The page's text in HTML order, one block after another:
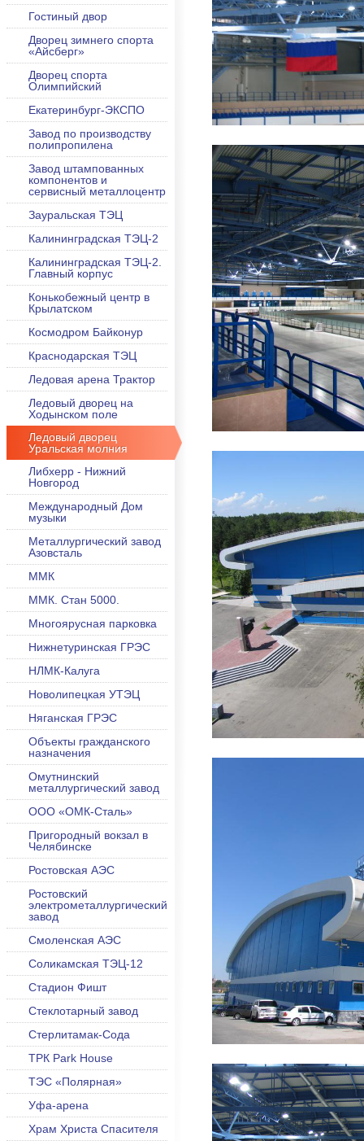
Гостиный двор
Дворец зимнего спорта
«Айсберг»
Дворец спорта
Олимпийский
Екатеринбург-ЭКСПО
Завод по производству
полипропилена
Завод штампованных
компонентов и
сервисный металлоцентр
Зауральская ТЭЦ
Калининградская ТЭЦ-2
Калининградская ТЭЦ-2.
Главный корпус
Конькобежный центр в
Крылатском
Космодром Байконур
Краснодарская ТЭЦ
Ледовая арена Трактор
Ледовый дворец на
Ходынском поле
Ледовый дворец
Уральская молния
Либхерр - Нижний
Новгород
Международный Дом
музыки
Металлургический завод
Азовсталь
ММК
ММК. Стан 5000.
Многоярусная парковка
Нижнетуринская ГРЭС
НЛМК-Калуга
Новолипецкая УТЭЦ
Няганская ГРЭС
Объекты гражданского
назначения
Омутнинский
металлургический завод
ООО «ОМК-Сталь»
Пригородный вокзал в
Челябинске
Ростовская АЭС
Ростовский
электрометаллургический
завод
Смоленская АЭС
Соликамская ТЭЦ-12
Стадион Фишт
Стеклотарный завод
Стерлитамак-Сода
ТРК Park House
ТЭС «Полярная»
Уфа-арена
Храм Христа Спасителя